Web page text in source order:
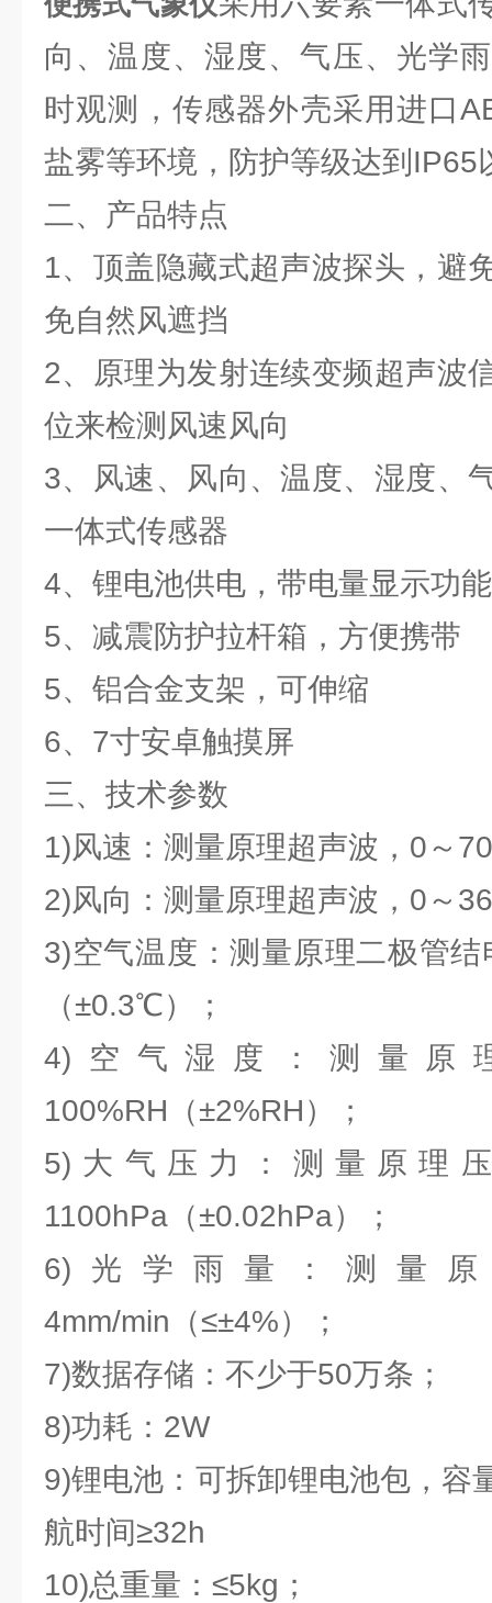
向、温度、湿度、气压、光学
时观测，传感器外壳采用进口
盐雾等环境，防护等级达到IP65
二、产品特点
1、顶盖隐藏式超声波探头，避
免自然风遮挡
2、原理为发射连续变频超声波
位来检测风速风向
3、风速、风向、温度、湿度、
一体式传感器
4、锂电池供电，带电量显示功能
5、减震防护拉杆箱，方便携带
5、铝合金支架，可伸缩
6、7寸安卓触摸屏
三、技术参数
1)风速：测量原理超声波，0～
2)风向：测量原理超声波，0～
3)空气温度：测量原理二极管
（±0.3℃）；
4)空气湿度：测量原
100%RH（±2%RH）；
5)大气压力：测量原理
1100hPa（±0.02hPa）；
6)光学雨量：测量
4mm/min（≤±4%）；
7)数据存储：不少于50万条；
8)功耗：2W
9)锂电池：可拆卸锂电池包，容
航时间≥32h
10)总重量：≤5kg；